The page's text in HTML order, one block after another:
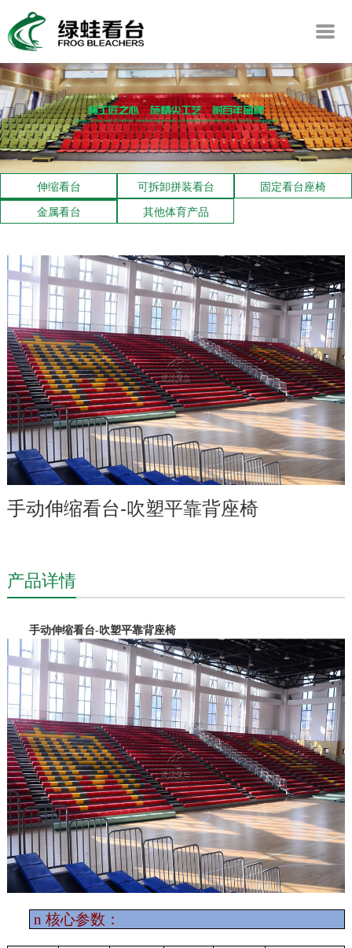
伸缩看台 可拆卸拼装看台
固定看台座椅
金属看台
其他体育产品
手动伸缩看台-吹塑平靠背座椅
产品详情
手动伸缩看台-吹塑平靠背座椅
n 核心参数：